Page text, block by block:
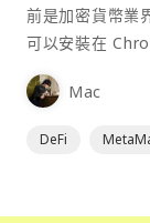
前是加密貨幣業
可以安裝在
為插件使用，具
Mac
DeFi